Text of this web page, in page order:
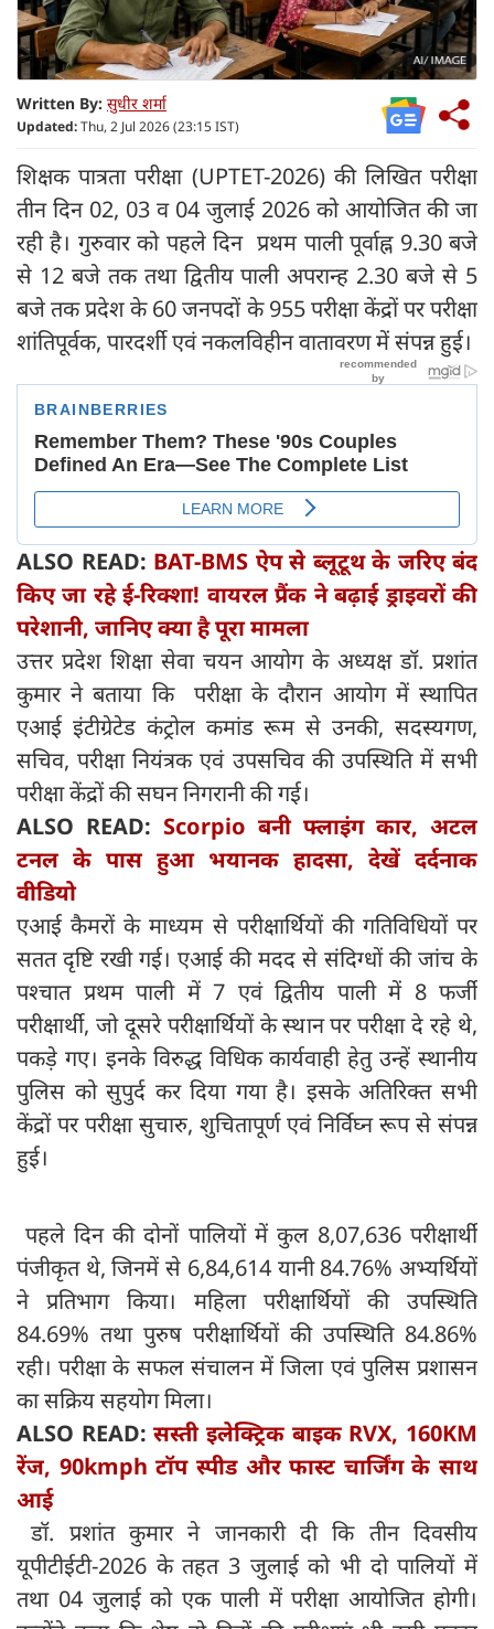
Written By: सुधीर शर्मा
Updated:Thu, 2 Jul 2026 (23:15 IST)
शिक्षक पात्रता परीक्षा (UPTET-2026) की लिखित परीक्षा
तीन दिन 02, 03 व 04 जुलाई 2026 को आयोजित की जा
रही है। गुरुवार को पहले दिन प्रथम पाली पूर्वाह्न 9.30 बजे
से 12 बजे तक तथा द्वितीय पाली अपरान्ह 2.30 बजे से 5
बजे तक प्रदेश के 60 जनपदों के 955 परीक्षा केंद्रों पर परीक्षा
शांतिपूर्वक, पारदर्शी एवं नकलविहीन वातावरण में संपन्न हुई।
ALSO READ: BAT-BMS ऐप से ब्लूटूथ के जरिए बंद
किए जा रहे ई-रिक्शा! वायरल प्रैंक ने बढ़ाई ड्राइवरों की
परेशानी, जानिए क्या है पूरा मामला
उत्तर प्रदेश शिक्षा सेवा चयन आयोग के अध्यक्ष डॉ. प्रशांत
कुमार ने बताया कि परीक्षा के दौरान आयोग में स्थापित
एआई इंटीग्रेटेड कंट्रोल कमांड रूम से उनकी, सदस्यगण,
सचिव, परीक्षा नियंत्रक एवं उपसचिव की उपस्थिति में सभी
परीक्षा केंद्रों की सघन निगरानी की गई।
ALSO READ: Scorpio बनी फ्लाइंग कार, अटल
टनल के पास हुआ भयानक हादसा, देखें दर्दनाक
वीडियो
एआई कैमरों के माध्यम से परीक्षार्थियों की गतिविधियों पर
सतत दृष्टि रखी गई। एआई की मदद से संदिग्धों की जांच के
पश्चात प्रथम पाली में 7 एवं द्वितीय पाली में 8 फर्जी
परीक्षार्थी, जो दूसरे परीक्षार्थियों के स्थान पर परीक्षा दे रहे थे,
पकड़े गए। इनके विरुद्ध विधिक कार्यवाही हेतु उन्हें स्थानीय
पुलिस को सुपुर्द कर दिया गया है। इसके अतिरिक्त सभी
केंद्रों पर परीक्षा सुचारु, शुचितापूर्ण एवं निर्विघ्न रूप से संपन्न
हुई।
पहले दिन की दोनों पालियों में कुल 8,07,636 परीक्षार्थी
पंजीकृत थे, जिनमें से 6,84,614 यानी 84.76% अभ्यर्थियों
ने प्रतिभाग किया। महिला परीक्षार्थियों की उपस्थिति
84.69% तथा पुरुष परीक्षार्थियों की उपस्थिति 84.86%
रही। परीक्षा के सफल संचालन में जिला एवं पुलिस प्रशासन
का सक्रिय सहयोग मिला।
ALSO READ:सस्ती इलेक्ट्रिक बाइक RVX, 160KM
रेंज, 90kmph टॉप स्पीड और फास्ट चार्जिंग के साथ
आई
डॉ. प्रशांत कुमार ने जानकारी दी कि तीन दिवसीय
यूपीटीईटी-2026 के तहत 3 जुलाई को भी दो पालियों में
तथा 04 जुलाई को एक पाली में परीक्षा आयोजित होगी।